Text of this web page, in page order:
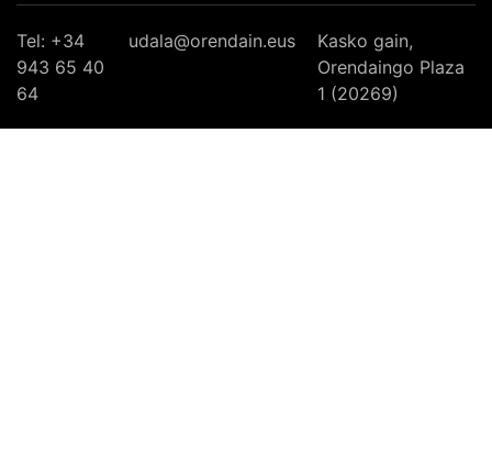
Tel: +34
943 65 40
64
udala@orendain.eus
Kasko gain,
Orendaingo Plaza
1 (20269)